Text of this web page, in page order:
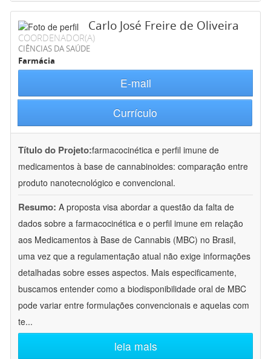
Carlo José Freire de Oliveira
COORDENADOR(A)
CIÊNCIAS DA SAÚDE
Farmácia
E-mail
Currículo
Título do Projeto:farmacocinética e perfil imune de
medicamentos à base de cannabinoides: comparação entre
produto nanotecnológico e convencional.
Resumo: A proposta visa abordar a questão da falta de
dados sobre a farmacocinética e o perfil imune em relação
aos Medicamentos à Base de Cannabis (MBC) no Brasil,
uma vez que a regulamentação atual não exige informações
detalhadas sobre esses aspectos. Mais especificamente,
buscamos entender como a biodisponibilidade oral de MBC
pode variar entre formulações convencionais e aquelas com
te...
leia mais